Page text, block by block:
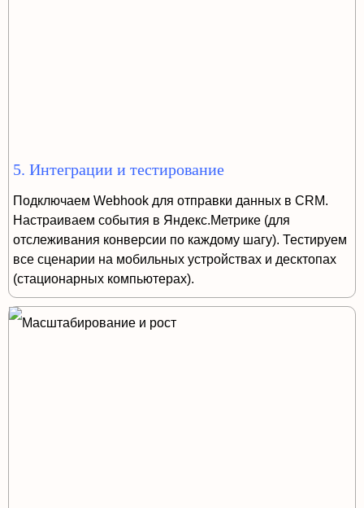
5. Интеграции и тестирование
Подключаем Webhook для отправки данных в CRM.
Настраиваем события в Яндекс.Метрике (для
отслеживания конверсии по каждому шагу). Тестируем
все сценарии на мобильных устройствах и десктопах
(стационарных компьютерах).